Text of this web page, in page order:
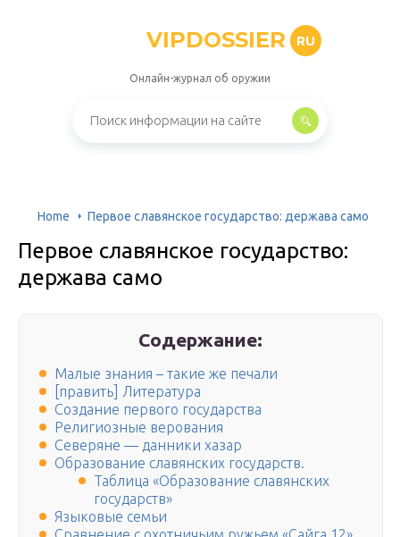
VIPDOSSIER RU
Онлайн-журнал об оружии
Home Первое славянское государство: держава само
Первое славянское государство:
держава само
Содержание:
Малые знания – такие же печали
[править] Литература
Создание первого государства
Религиозные верования
Северяне — данники хазар
Образование славянских государств.
Таблица «Образование славянских
государств»
Языковые семьи